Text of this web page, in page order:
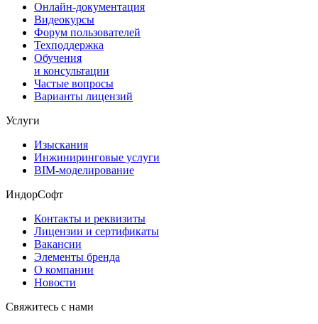
Онлайн-документация
Видеокурсы
Форум пользователей
Техподдержка
Обучения
и консультации
Частые вопросы
Варианты лицензий
Услуги
Изыскания
Инжиниринговые услуги
BIM-моделирование
ИндорСофт
Контакты и реквизиты
Лицензии и сертификаты
Вакансии
Элементы бренда
О компании
Новости
Свяжитесь с нами